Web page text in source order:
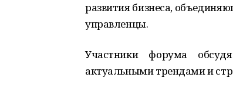
развития бизнеса,
управленцы.
Участники форума
актуальными трендами и